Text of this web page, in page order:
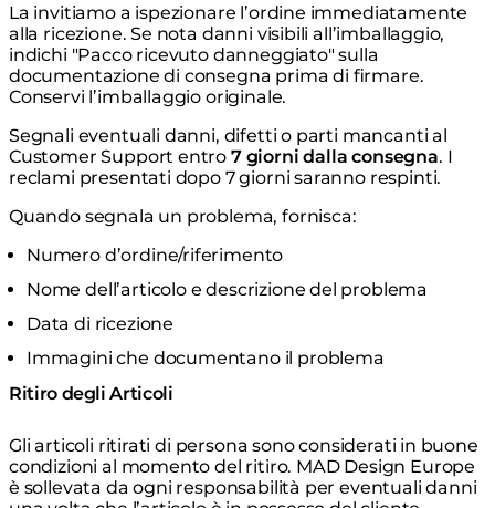
La invitiamo a ispezionare l’ordine immediatamente
alla ricezione. Se nota danni visibili all’imballaggio,
indichi "Pacco ricevuto danneggiato" sulla
documentazione di consegna prima di firmare.
Conservi l’imballaggio originale.
Segnali eventuali danni, difetti o parti mancanti al
Customer Support entro 7 giorni dalla consegna. I
reclami presentati dopo 7 giorni saranno respinti.
Quando segnala un problema, fornisca:
Numero d’ordine/riferimento
Nome dell’articolo e descrizione del problema
Data di ricezione
Immagini che documentano il problema
Ritiro degli Articoli
Gli articoli ritirati di persona sono considerati in buone
condizioni al momento del ritiro. MAD Design Europe
è sollevata da ogni responsabilità per eventuali danni